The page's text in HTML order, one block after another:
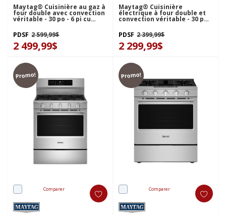
Maytag® Cuisinière au gaz à
four double avec convection
véritable - 30 po - 6 pi cu
PDSF 2 599,99$
2 499,99$
Maytag® Cuisinière
électrique à four double et
convection véritable - 30 po -
PDSF 2 399,99$
2 299,99$
Promo!
Comparer
Promo!
Comparer